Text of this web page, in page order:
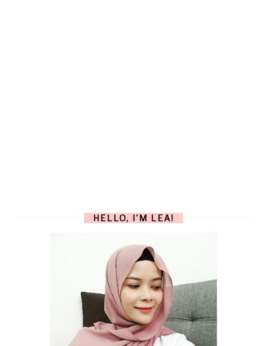
HELLO, I'M LEA!